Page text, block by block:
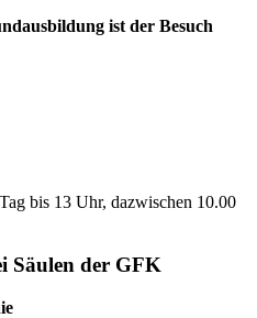
ist der Besuch
bis 13 Uhr, dazwischen 10.00
Säulen der GFK